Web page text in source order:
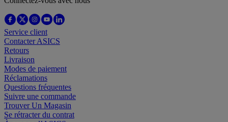
Service client
Contacter ASICS
Retours
Livraison
Modes de paiement
Réclamations
Questions fréquentes
Suivre une commande
Trouver Un Magasin
Se rétracter du contrat